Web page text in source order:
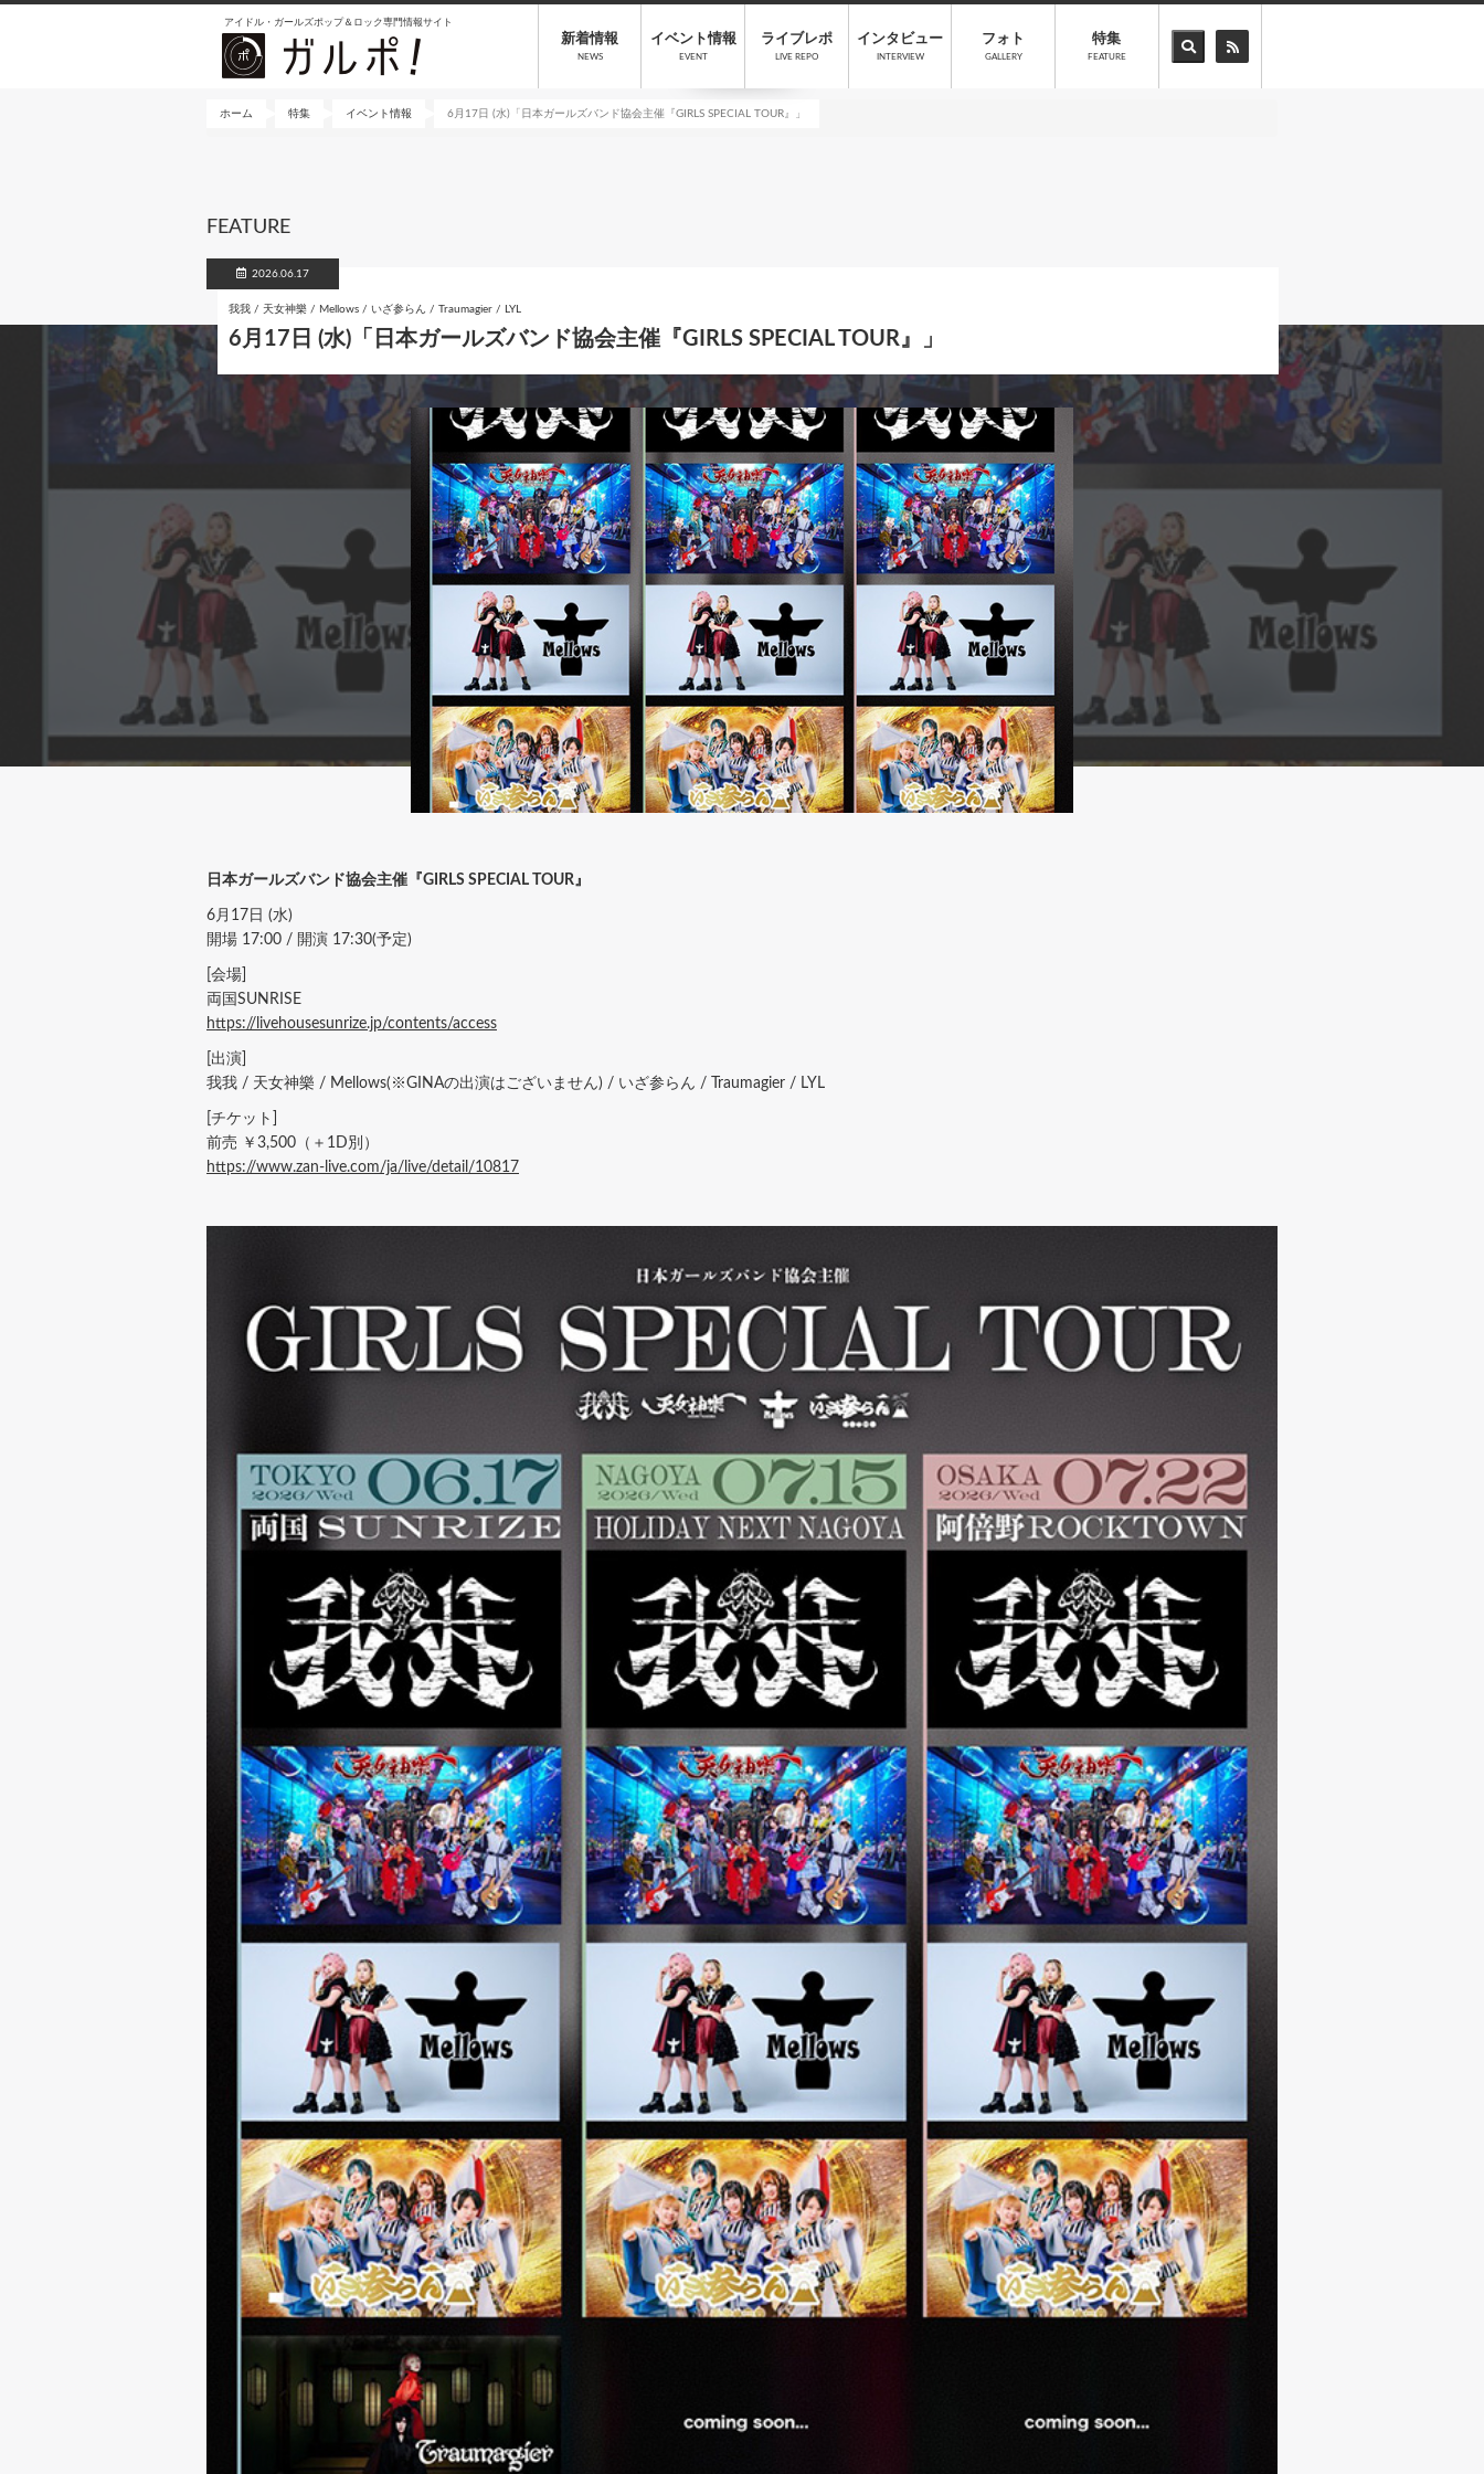
アイドル・ガールズポップ＆ロック専門情報サイト
新着情報
NEWS
イベント情報
EVENT
ライブレポ
LIVE REPO
インタビュー
INTERVIEW
フォト
GALLERY
特集
FEATURE
ホーム 特集 イベント情報 6月17日 (水)「日本ガールズバンド協会主催『GIRLS SPECIAL TOUR』」
FEATURE
2026.06.17
我我 / 天女神樂 / Mellows / いざ参らん / Traumagier / LYL
6月17日 (水)「日本ガールズバンド協会主催『GIRLS SPECIAL TOUR』」
日本ガールズバンド協会主催『GIRLS SPECIAL TOUR』
6月17日 (水)
開場 17:00 / 開演 17:30(予定)
[会場]
両国SUNRISE
https://livehousesunrize.jp/contents/access
[出演]
我我 / 天女神樂 / Mellows(※GINAの出演はございません) / いざ参らん / Traumagier / LYL
[チケット]
前売 ￥3,500（＋1D別）
https://www.zan-live.com/ja/live/detail/10817